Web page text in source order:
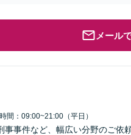
メール
間：09:00~21:00（平日）
事件など、幅広い分野のご依